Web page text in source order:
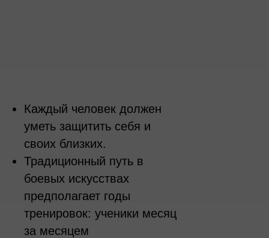
Каждый человек должен
уметь защитить себя и
своих близких.
Традиционный путь в
боевых искусствах
предполагает годы
тренировок: ученики месяц
за месяцем